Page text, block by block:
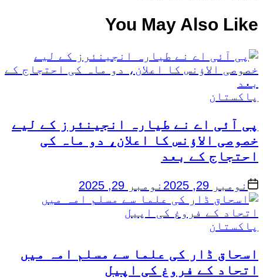
You May Also Like
Posted
پاکستان
پی آئی اے نے طیارہ انجینئرز کے لیے
خصوصی الاؤنس کا اعلان، دو ماہ کی
احتجاج کے بعد
on نومبر 29, 2025 نومبر 29, 2025
Posted
پاکستان
اسحاق ڈار کی علما سے مسلم امہ میں
اتحاد کے فروغ کی اپیل